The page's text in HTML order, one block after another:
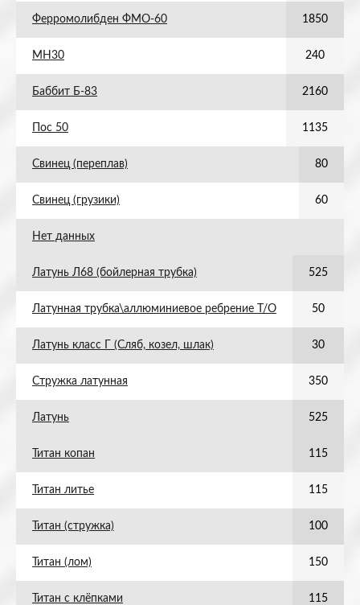
Ферромолибден ФМО-60 1850
МН30 240
Баббит Б-83 2160
Пос 50 1135
Свинец (переплав) 80
Свинец (грузики) 60
Нет данных
Латунь Л68 (бойлерная трубка) 525
Латунная трубка\аллюминиевое ребрение Т/О 50
Латунь класс Г (Сляб, козел, шлак) 30
Стружка латунная 350
Латунь 525
Титан копан 115
Титан литье 115
Титан (стружка) 100
Титан (лом) 150
Титан с клёпками 115